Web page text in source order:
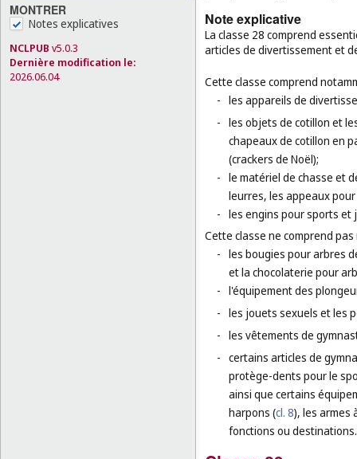
MONTRER
Notes explicatives
NCLPUB v5.0.3
Dernière modification le:
2026.06.04
Note explicative
La classe 28 comprend
articles de divertissement et
Cette classe comprend
- les appareils de
- les objets de cotillon et
chapeaux de cotillon en
(crackers de Noël);
- le matériel de chasse et
leurres, les appeaux
- les engins pour sports et
Cette classe ne comprend
- les bougies pour arbres
et la chocolaterie pour
- l'équipement des
- les jouets sexuels et les
- les vêtements de
- certains articles de
protège-dents pour le
ainsi que certains
harpons (cl. 8), les armes
fonctions ou destinations.